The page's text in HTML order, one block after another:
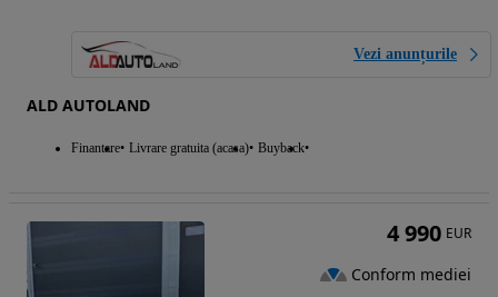
Vezi anunțurile
ALD AUTOLAND
Finantare Livrare gratuita (acasa) Buyback
4 990 EUR
Conform mediei